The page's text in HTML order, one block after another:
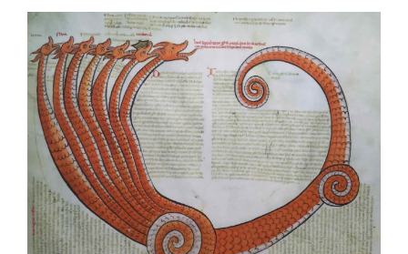
OFF TOPIC
CONTATTI
Cerca
per: